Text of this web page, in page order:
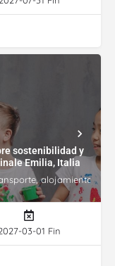
sostenibilidad y
Emilia, Italia
alojamiento,
03-01 Fin